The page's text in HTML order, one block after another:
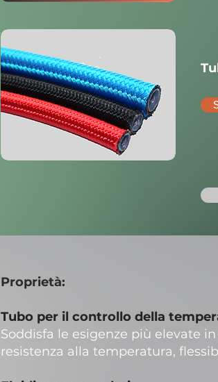
Proprietà:
Tubo per il controllo della
Soddisfa le esigenze più elevate
resistenza alla temperatura,